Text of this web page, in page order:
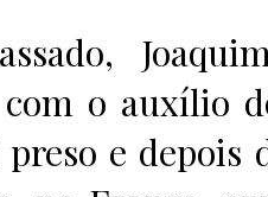
o auxílio
e depois